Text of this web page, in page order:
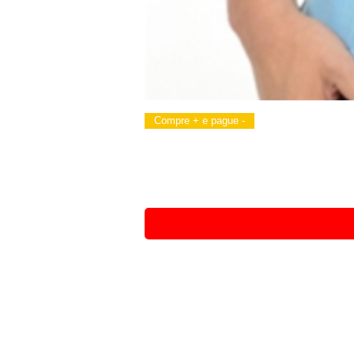
Compre + e pague -